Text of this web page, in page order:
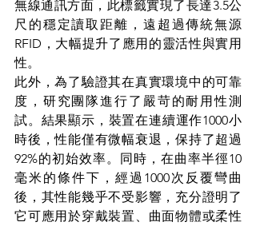
無線通訊方面，此標籤實現了長達3.5公
尺的穩定讀取距離，遠超過傳統無源
RFID，大幅提升了應用的靈活性與實用
性。
此外，為了驗證其在真實環境中的可靠
度，研究團隊進行了嚴苛的耐用性測
試。結果顯示，裝置在連續運作1000小
時後，性能僅有微幅衰退，保持了超過
92%的初始效率。同時，在曲率半徑10
毫米的條件下，經過1000次反覆彎曲
後，其性能幾乎不受影響，充分證明了
它可應用於穿戴裝置、曲面物體或柔性